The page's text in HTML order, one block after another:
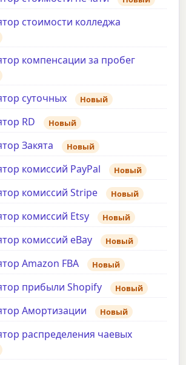
стоимости колледжа
компенсации за пробег
суточных Новый
RD Новый
Закята Новый
комиссий PayPal Новый
комиссий Stripe Новый
комиссий Etsy Новый
комиссий eBay Новый
Amazon FBA Новый
прибыли Shopify Новый
Амортизации Новый
распределения чаевых